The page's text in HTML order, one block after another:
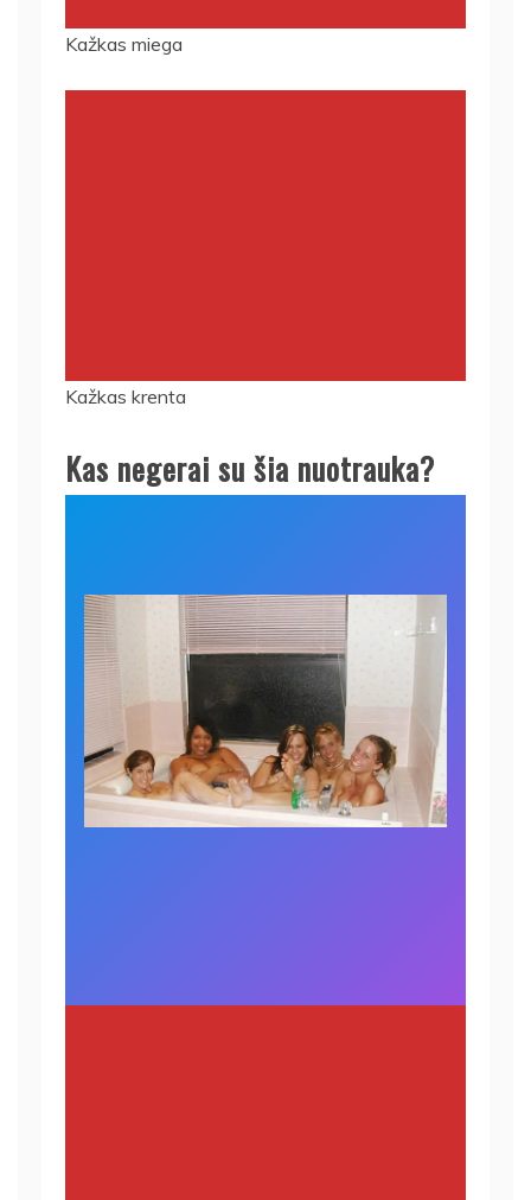
Kažkas miega
Kažkas krenta
Kas negerai su šia nuotrauka?